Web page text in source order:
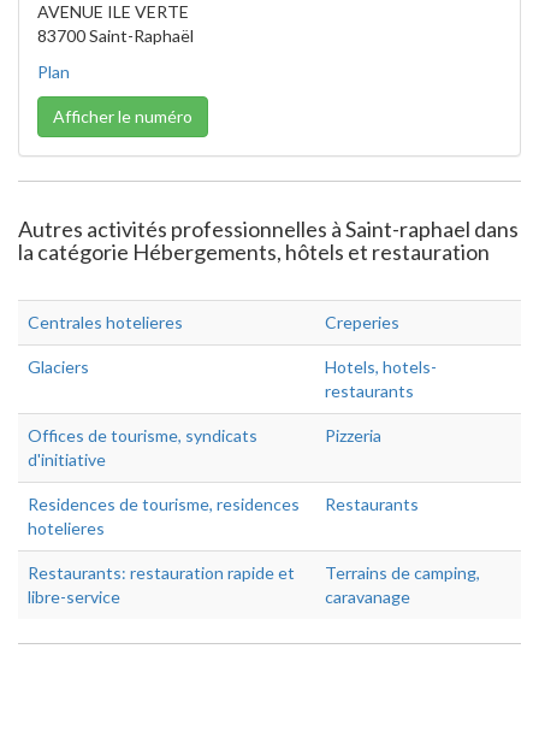
AVENUE ILE VERTE
83700 Saint-Raphaël
Plan
Afficher le numéro
Autres activités professionnelles à Saint-raphael dans
la catégorie Hébergements, hôtels et restauration
Centrales hotelieres Creperies
Glaciers
Hotels, hotels-
restaurants
Offices de tourisme, syndicats
d'initiative
Pizzeria
Residences de tourisme, residences
hotelieres
Restaurants
Restaurants: restauration rapide et
libre-service
Terrains de camping,
caravanage